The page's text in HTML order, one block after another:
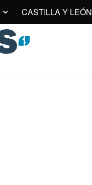
CASTILLA Y LEÓN